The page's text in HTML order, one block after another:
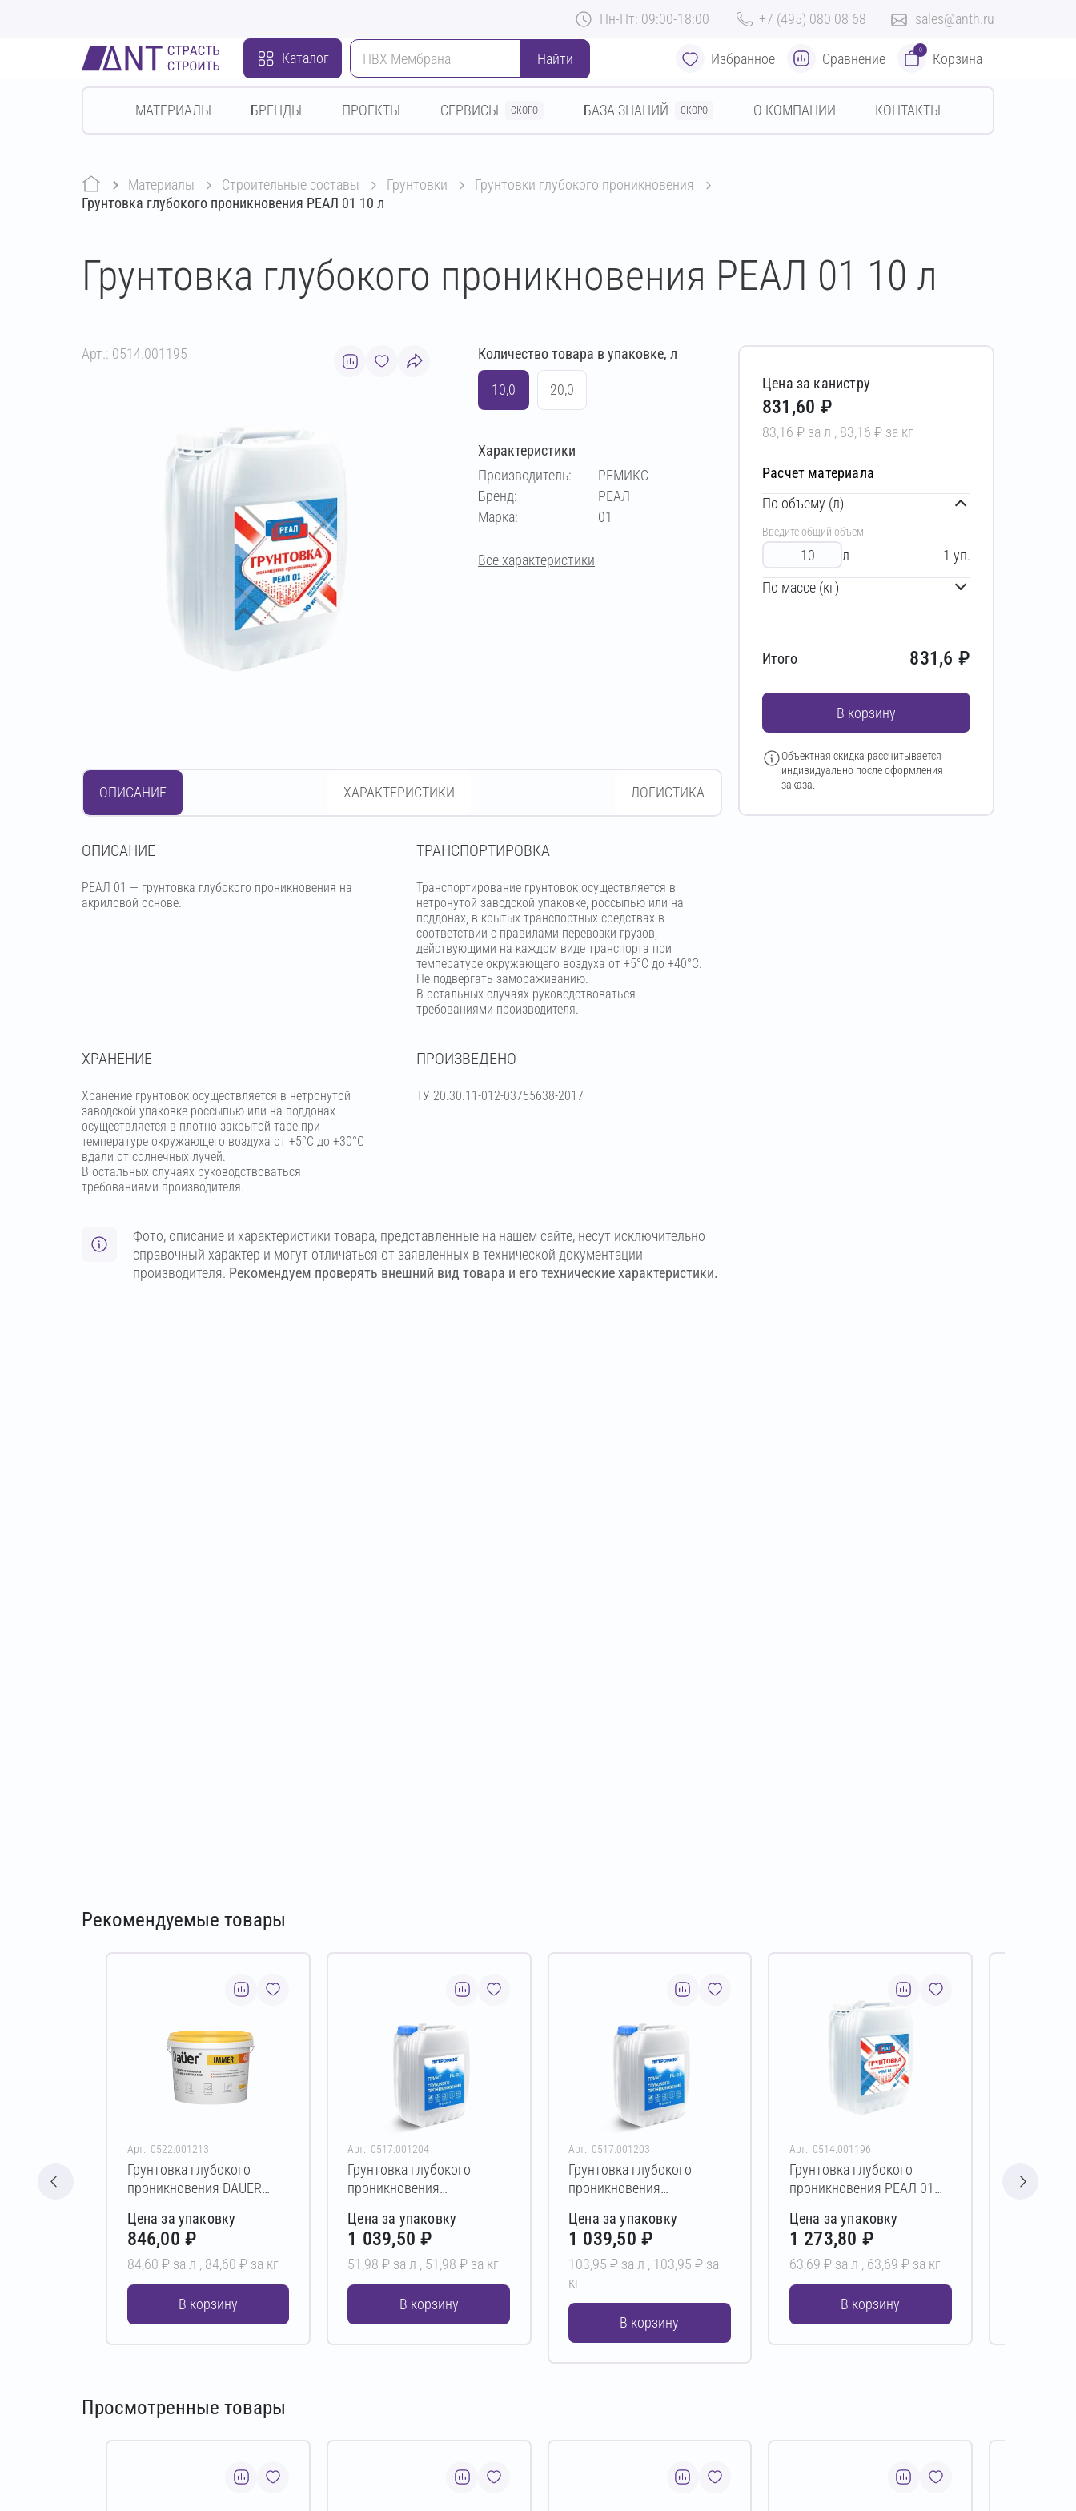
Пн-Пт: 09:00-18:00 +7 (495) 080 08 68 sales@anth.ru
Каталог Найти Избранное Сравнение
0
Корзина
МАТЕРИАЛЫ БРЕНДЫ ПРОЕКТЫ СЕРВИСЫ СКОРО БАЗА ЗНАНИЙ СКОРО О КОМПАНИИ КОНТАКТЫ
Материалы строительные составы грунтовки
грунтовки глубокого проникновения
Грунтовка глубокого проникновения РЕАЛ 01 10 л
Грунтовка глубокого проникновения РЕАЛ 01 10 л
Арт.: 0514.001195 Количество товара в упаковке, л
10,0 20,0
Характеристики
Производитель:
РЕМИКС
Бренд:
РЕАЛ
Марка:
01
Все характеристики
ОПИСАНИЕ ХАРАКТЕРИСТИКИ ЛОГИСТИКА
OПИСАНИЕ
РЕАЛ 01 — грунтовка глубокого проникновения на
акриловой основе.
ТРАНСПОРТИРОВКА
Транспортирование грунтовок осуществляется в
нетронутой заводской упаковке, россыпью или на
поддонах, в крытых транспортных средствах в
соответствии с правилами перевозки грузов,
действующими на каждом виде транспорта при
температуре окружающего воздуха от +5°С до +40°С.
Не подвергать замораживанию.
В остальных случаях руководствоваться
требованиями производителя.
ХРАНЕНИЕ
Хранение грунтовок осуществляется в нетронутой
заводской упаковке россыпью или на поддонах
осуществляется в плотно закрытой таре при
температуре окружающего воздуха от +5°С до +30°С
вдали от солнечных лучей.
В остальных случаях руководствоваться
требованиями производителя.
ПРОИЗВЕДЕНО
ТУ 20.30.11-012-03755638-2017
Фото, описание и характеристики товара, представленные на нашем сайте, несут исключительно
справочный характер и могут отличаться от заявленных в технической документации
производителя. Рекомендуем проверять внешний вид товара и его технические характеристики.
Цена за канистру
831,60 ₽
83,16 ₽ за л , 83,16 ₽ за кг
Расчет материала
По объему (л)
Введите общий объем
л 1 уп.
По массе (кг)
Итого 831,6 ₽
В корзину
Объектная скидка рассчитывается
индивидуально после оформления
заказа.
Рекомендуемые товары
Арт.: 0522.001213
Грунтовка глубокого
проникновения DAUER
Цена за упаковку
846,00 ₽
84,60 ₽ за л , 84,60 ₽ за кг
В корзину
Арт.: 0517.001204
Грунтовка глубокого
проникновения
Цена за упаковку
1 039,50 ₽
51,98 ₽ за л , 51,98 ₽ за кг
В корзину
Арт.: 0517.001203
Грунтовка глубокого
проникновения
Цена за упаковку
1 039,50 ₽
103,95 ₽ за л , 103,95 ₽ за
кг
В корзину
Арт.: 0514.001196
Грунтовка глубокого
проникновения РЕАЛ 01
Цена за упаковку
1 273,80 ₽
63,69 ₽ за л , 63,69 ₽ за кг
В корзину
Просмотренные товары